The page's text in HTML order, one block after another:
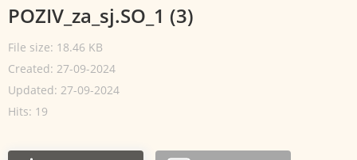
POZIV_za_sj.SO_1 (3)
File size: 18.46 KB
Created: 27-09-2024
Updated: 27-09-2024
Hits: 19